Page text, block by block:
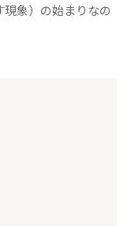
現象）の始まりなの